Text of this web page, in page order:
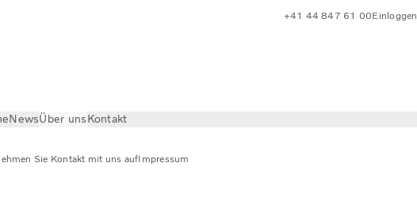
+41 44 847 61 00Einloggen
NewsÜber unsKontakt
Sie Kontakt mit uns aufImpressum